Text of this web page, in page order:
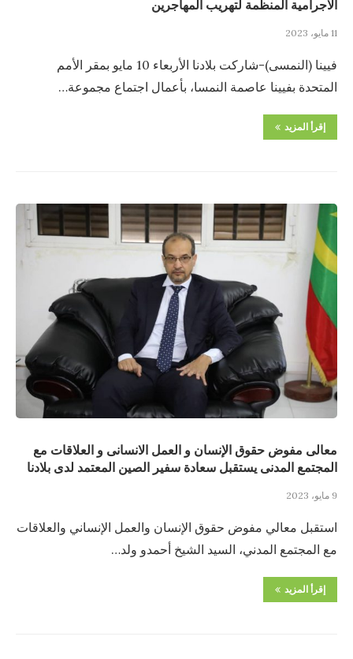
الاجرامية المنظمة لتهريب المهاجرين
11 مايو، 2023
فيينا (النمسى)-شاركت بلادنا الأربعاء 10 مايو بمقر الأمم
المتحدة بفيينا عاصمة النمسا، بأعمال اجتماع مجموعة…
إقرأ المزيد
معالى مفوض حقوق الإنسان و العمل الانسانى و العلاقات مع
المجتمع المدنى يستقبل سعادة سفير الصين المعتمد لدى بلادنا
9 مايو، 2023
استقبل معالي مفوض حقوق الإنسان والعمل الإنساني والعلاقات
مع المجتمع المدني، السيد الشيخ أحمدو ولد…
إقرأ المزيد